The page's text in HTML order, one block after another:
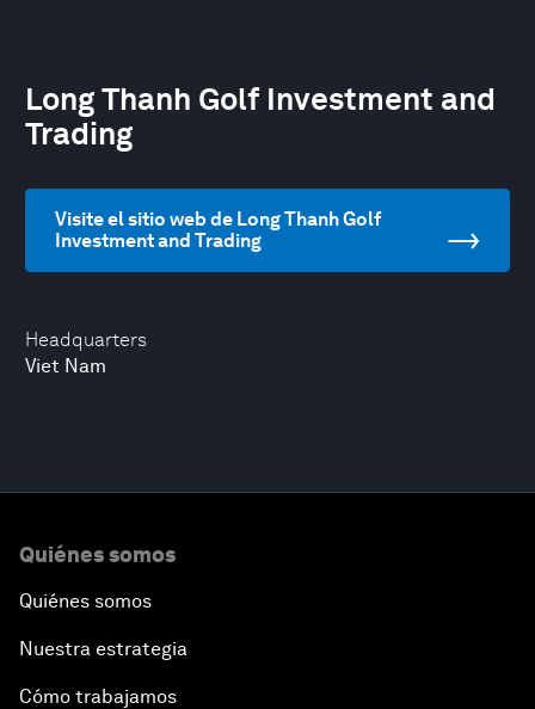
Headquarters
Viet Nam
Long Thanh Golf Investment and
Trading
Visite el sitio web de Long Thanh Golf
Investment and Trading
Quiénes somos
Quiénes somos
Nuestra estrategia
Cómo trabajamos